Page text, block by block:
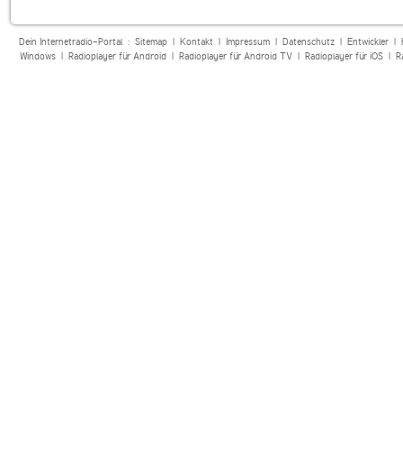
Dein Internetradio-Portal : Sitemap| Kontakt| Impressum| Datenschutz| Entwickler|
Windows| Radioplayer für Android| Radioplayer für Android TV| Radioplayer für iOS|